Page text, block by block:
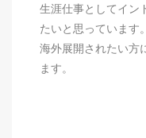
生涯仕事としてイン
たいと思っています
海外展開されたい方
ます。